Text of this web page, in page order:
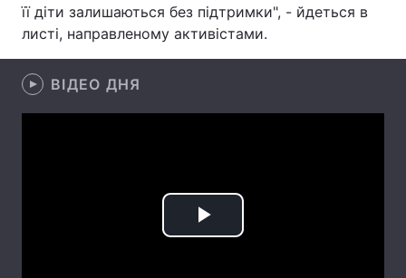
Цікавинки Погода
Екологія Регіони
Лонгріди
Думки
Вакансії
її діти залишаються без підтримки", - йдеться в
листі, направленому активістами.
ВІДЕО ДНЯ
Play